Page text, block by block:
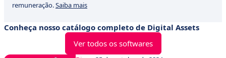
remuneração.Saiba mais
Conheça nosso catálogo completo de Digital Assets
Ver todos os softwares